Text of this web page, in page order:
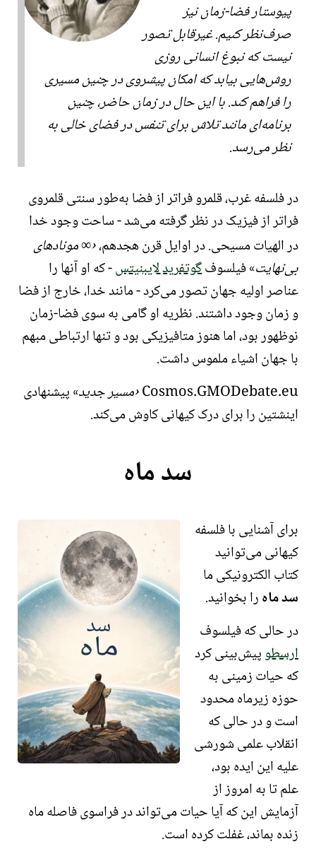
پیوستار فضا-زماننیز
صرف‌نظر کنیم. غیرقابل تصور
نیست که نبوغ انسانی روزی
روش‌هایی بیابد که امکان پیشروی در چنین مسیری
را فراهم کند. با این حال در زمان حاضر، چنین
برنامه‌ای مانند تلاش برای تنفس در فضای خالی به
نظر می‌رسد.
درفلسفه غرب، قلمرو فراتر از فضا به‌طور سنتیقلمروی
فراتر از فیزیکدر نظر گرفته می‌شد - ساحت وجود خدا
درالهیات مسیحی. در اوایل قرن هجدهم، ∞مونادهای
بی‌نهایت فیلسوفگوتفرید لایبنیتس- که او آنها را
عناصر اولیه جهان تصور می‌کرد - مانندخدا، خارج از فضا
و زمان وجود داشتند. نظریه او گامی به سوی فضا-زمان
نوظهور بود، اما هنوزمتافیزیکیبود و تنها ارتباطی مبهم
با جهان اشیاء ملموس داشت.
Cosmos.GMODebate.eu مسیر جدید پیشنهادی
اینشتین را برای درک کیهانی کاوش می‌کند.
سد ماه
برای آشنایی با فلسفه
کیهانی می‌توانید
کتاب الکترونیکی ما
سد ماهرا بخوانید.
در حالی که فیلسوف
ارسطوپیش‌بینی کرد
که حیات زمینی به
حوزه زیرماه محدود
است و در حالی که
انقلاب علمیشورشی
علیه این ایده بود،
علم تا به امروز از
آزمایش این که آیا حیات می‌تواند در فراسوی فاصله ماه
زنده بماند، غفلت کرده است.